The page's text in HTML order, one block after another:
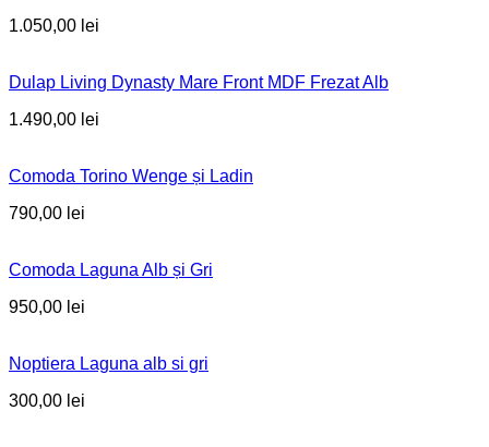
1.050,00 lei
Dulap Living Dynasty Mare Front MDF Frezat Alb
1.490,00 lei
Comoda Torino Wenge și Ladin
790,00 lei
Comoda Laguna Alb și Gri
950,00 lei
Noptiera Laguna alb si gri
300,00 lei